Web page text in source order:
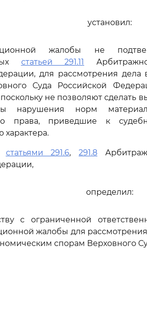
установил:
жалобы не
статьей 291.11
для рассмотрения дела
Суда Российской
не позволяют сделать
нарушения норм
права, приведшие к
характера.
статьями 291.6,291.8
определил:
с ограниченной
жалобы для
спорам Верховного